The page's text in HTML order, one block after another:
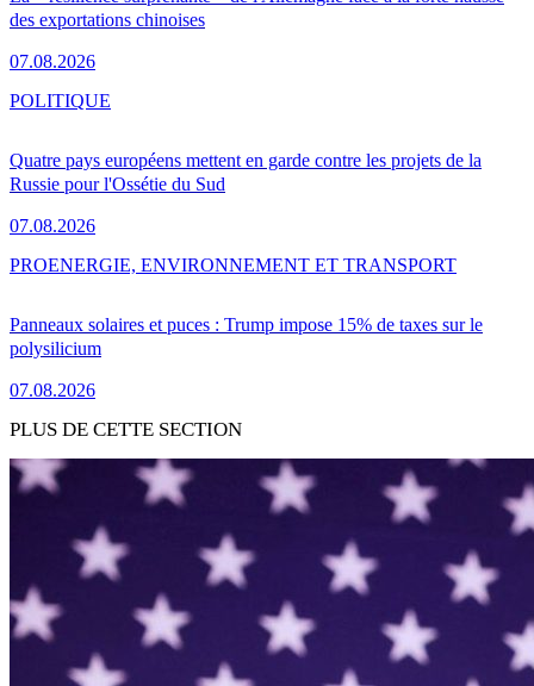
des exportations chinoises
07.08.2026
Quatre pays européens mettent en garde contre les projets de la
Russie pour l'Ossétie du Sud
07.08.2026
POLITIQUE
Panneaux solaires et puces : Trump impose 15% de taxes sur le
polysilicium
07.08.2026
PROENERGIE, ENVIRONNEMENT ET TRANSPORT
PLUS DE CETTE SECTION